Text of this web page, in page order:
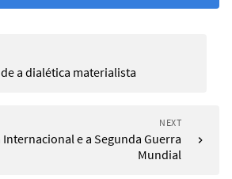
a dialética materialista
NEXT
Internacional e a Segunda Guerra
Mundial